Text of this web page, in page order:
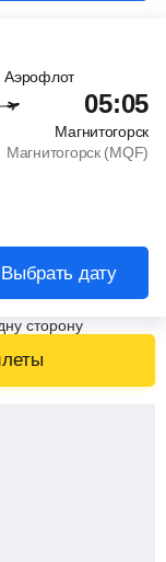
, Аэрофлот
05:05
Магнитогорск
Магнитогорск (MQF)
Выбрать дату
сторону